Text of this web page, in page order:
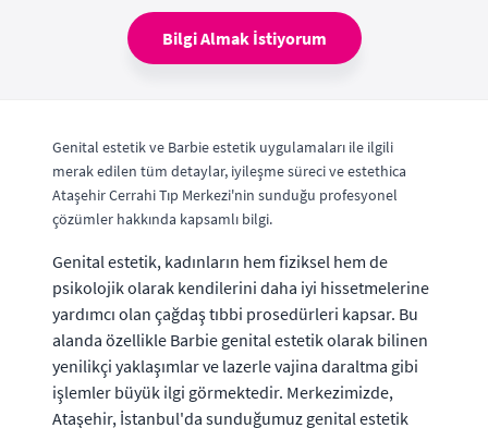
Bilgi Almak İstiyorum
Genital estetik ve Barbie estetik uygulamaları ile ilgili
merak edilen tüm detaylar, iyileşme süreci ve estethica
Ataşehir Cerrahi Tıp Merkezi'nin sunduğu profesyonel
çözümler hakkında kapsamlı bilgi.
Genital estetik, kadınların hem fiziksel hem de
psikolojik olarak kendilerini daha iyi hissetmelerine
yardımcı olan çağdaş tıbbi prosedürleri kapsar. Bu
alanda özellikle Barbie genital estetik olarak bilinen
yenilikçi yaklaşımlar ve lazerle vajina daraltma gibi
işlemler büyük ilgi görmektedir. Merkezimizde,
Ataşehir, İstanbul'da sunduğumuz genital estetik